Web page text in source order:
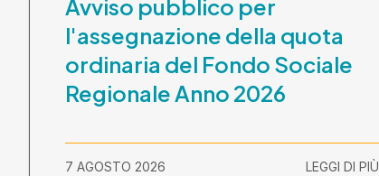
Avviso pubblico per
l'assegnazione della quota
ordinaria del Fondo Sociale
Regionale Anno 2026
7 AGOSTO 2026 LEGGI DI PIÙ